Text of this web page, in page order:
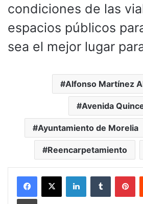
condiciones de las
espacios públicos
sea el mejor lugar
Alfonso Martínez
Avenida
Ayuntamiento de Morelia
Reencarpetamiento
LinkedInTumblr
Imprimir